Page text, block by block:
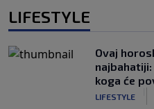
LIFESTYLE
Ovaj
najbahatiji:
koga će
LIFESTYLE